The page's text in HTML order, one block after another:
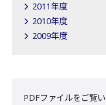
2011年度
2010年度
2009年度
PDFファイルをご覧